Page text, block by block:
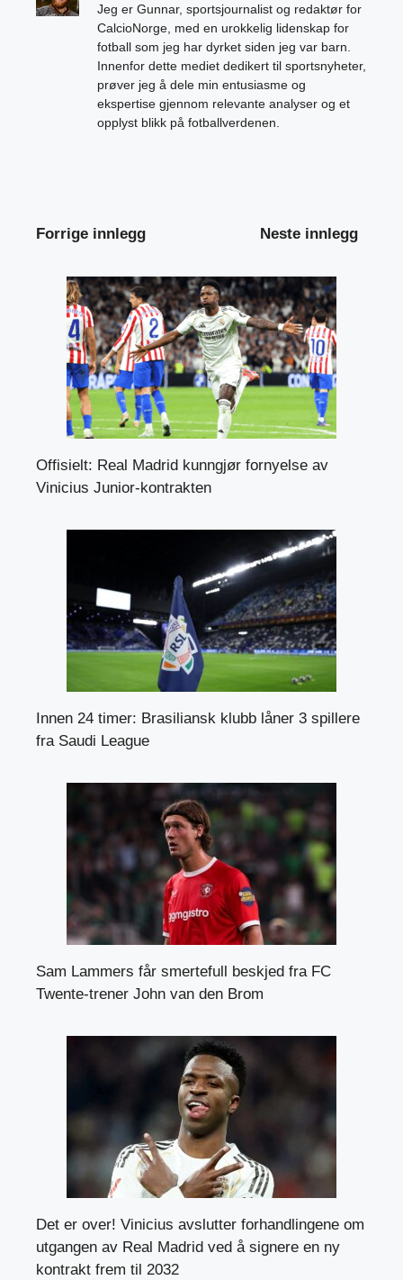
Jeg er Gunnar, sportsjournalist og redaktør for
CalcioNorge, med en urokkelig lidenskap for
fotball som jeg har dyrket siden jeg var barn.
Innenfor dette mediet dedikert til sportsnyheter,
prøver jeg å dele min entusiasme og
ekspertise gjennom relevante analyser og et
opplyst blikk på fotballverdenen.
Forrige innlegg Neste innlegg
Offisielt: Real Madrid kunngjør fornyelse av
Vinicius Junior-kontrakten
Innen 24 timer: Brasiliansk klubb låner 3 spillere
fra Saudi League
Sam Lammers får smertefull beskjed fra FC
Twente-trener John van den Brom
Det er over! Vinicius avslutter forhandlingene om
utgangen av Real Madrid ved å signere en ny
kontrakt frem til 2032